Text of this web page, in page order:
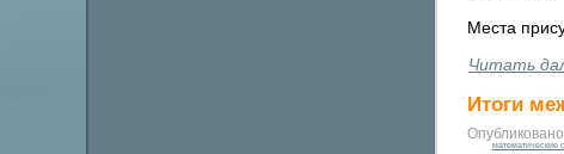
Места
Читать
Итоги
математические